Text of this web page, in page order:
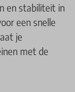
en stabiliteit in
een snelle
je
met de